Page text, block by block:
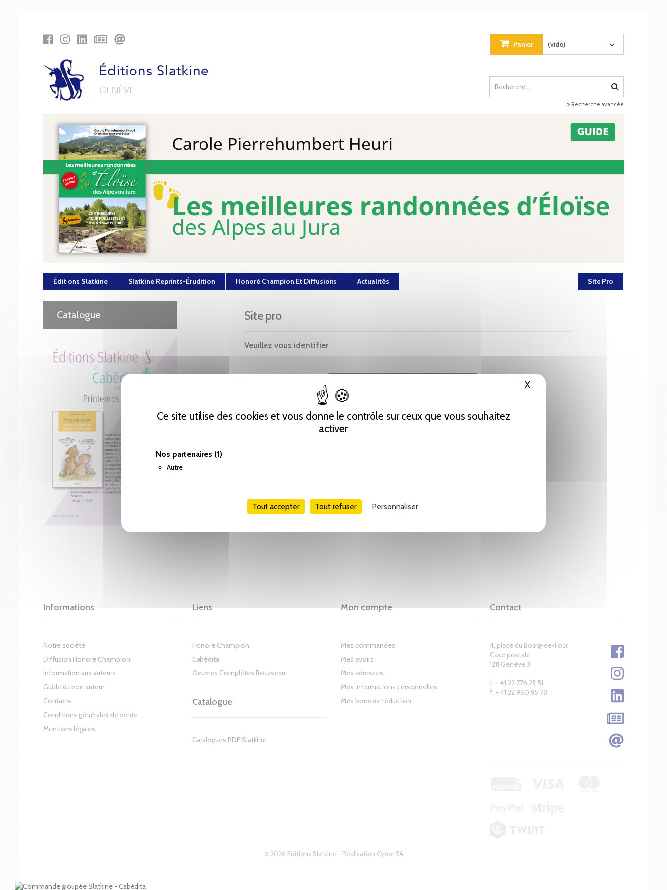
Ce site utilise des cookies et vous donne le contrôle sur ceux que vous souhaitez
activer
Nos partenaires (1)
Autre
Tout accepter Tout refuser Personnaliser
X Masquer le bandeau des cookies
Panier (vide)
Recherche avancée
Éditions Slatkine Slatkine Reprints-Érudition Honoré Champion Et Diffusions Actualités Site Pro
Catalogue Site pro
Veuillez vous identifier
Informations
Notre société
Diffusion Honoré Champion
Information aux auteurs
Guide du bon auteur
Contacts
Conditions générales de vente
Mentions légales
© 2026 Editions Slatkine - Réalisation Cybor SA
Liens
Honoré Champion
Cabédita
Oeuvres Complètes Rousseau
Catalogue
Catalogues PDF Slatkine
Mon compte
Mes commandes
Mes avoirs
Mes adresses
Mes informations personnelles
Mes bons de réduction
Contact
4, place du Bourg-de-Four
Case postale
1211 Genève 3
t: + 41 22 776 25 51
f: + 41 22 960 95 78